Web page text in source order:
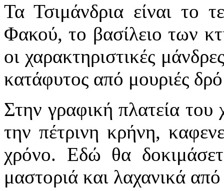
Τα Τσιμάνδρια είναι το
Φακού, το βασίλειο των
οι χαρακτηριστικές
κατάφυτος από μουριές
Στην γραφική πλατεία του
την πέτρινη κρήνη,
χρόνο. Εδώ θα
μαστοριά και λαχανικά